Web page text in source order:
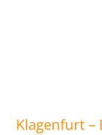
Klagenfurt